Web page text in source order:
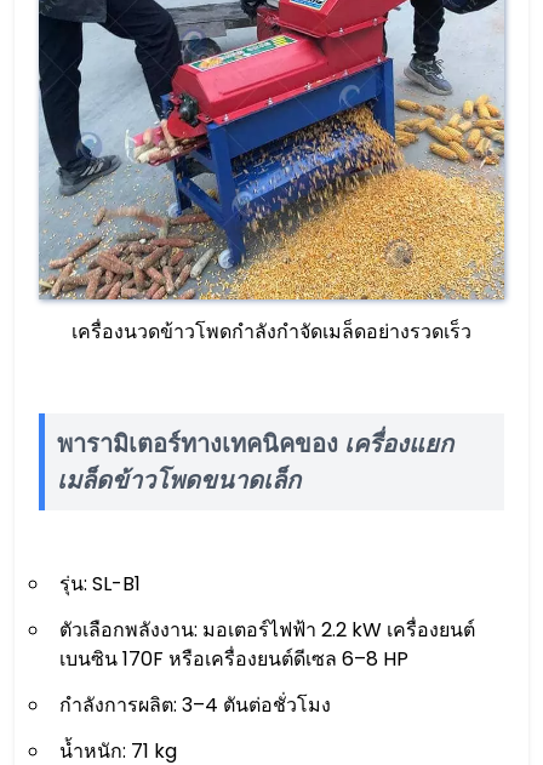
เครื่องนวดข้าวโพดกำลังกำจัดเมล็ดอย่างรวดเร็ว
พารามิเตอร์ทางเทคนิคของ เครื่องแยก
เมล็ดข้าวโพดขนาดเล็ก
รุ่น: SL-B1
ตัวเลือกพลังงาน: มอเตอร์ไฟฟ้า 2.2 kW เครื่องยนต์
เบนซิน 170F หรือเครื่องยนต์ดีเซล 6–8 HP
กำลังการผลิต: 3–4 ตันต่อชั่วโมง
น้ำหนัก: 71 kg